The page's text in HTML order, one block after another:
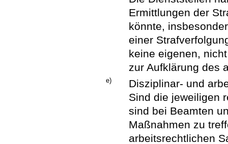
Ermittlungen der
könnte,
einer
keine eigenen,
zur Aufklärung des
e)
Disziplinar- und
Sind die jeweiligen
sind bei Beamten
Maßnahmen zu
arbeitsrechtlichen